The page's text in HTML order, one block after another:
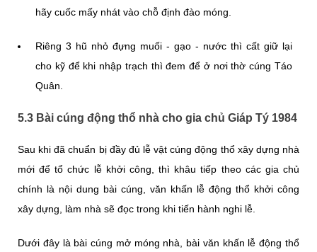
hãy cuốc mấy nhát vào chỗ định đào móng.
Riêng 3 hũ nhỏ đựng muối - gạo - nước thì cất giữ lại
cho kỹ để khi nhập trạch thì đem để ở nơi thờ cúng Táo
Quân.
5.3 Bài cúng động thổ nhà cho gia chủ Giáp Tý 1984
Sau khi đã chuẩn bị đầy đủ lễ vật cúng động thổ xây dựng nhà
mới để tổ chức lễ khởi công, thì khâu tiếp theo các gia chủ
chính là nội dung bài cúng, văn khấn lễ động thổ khởi công
xây dựng, làm nhà sẽ đọc trong khi tiến hành nghi lễ.
Dưới đây là bài cúng mở móng nhà, bài văn khấn lễ động thổ